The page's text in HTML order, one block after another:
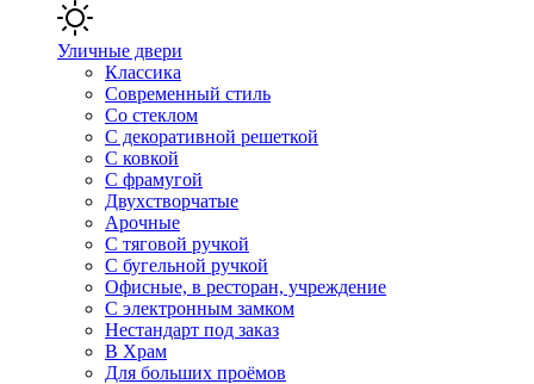
Уличные двери
Классика
Современный стиль
Со стеклом
С декоративной решеткой
С ковкой
С фрамугой
Двухстворчатые
Арочные
С тяговой ручкой
С бугельной ручкой
Офисные, в ресторан, учреждение
С электронным замком
Нестандарт под заказ
В Храм
Для больших проёмов